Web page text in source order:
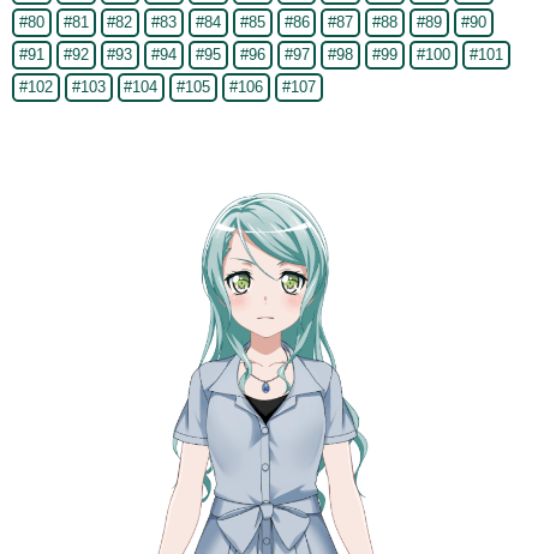
#80
#81 #82 #83 #84 #85 #86 #87 #88 #89
#90
#91
#92 #93 #94 #95 #96 #97 #98 #99 #100
#101
#102
#103 #104 #105 #106 #107